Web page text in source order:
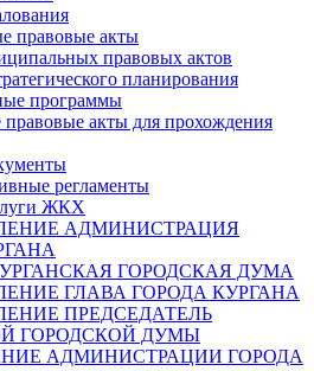
правовые акты
правовых актов
планирования
программы
акты для прохождения
регламенты
ЖКХ
АДМИНИСТРАЦИЯ
ГОРОДСКАЯ ДУМА
ГЛАВА ГОРОДА КУРГАНА
ПРЕДСЕДАТЕЛЬ
ГОРОДСКОЙ ДУМЫ
АДМИНИСТРАЦИИ ГОРОДА